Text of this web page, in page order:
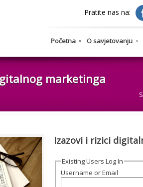
Pratite nas na:
Početna O savjetovanju
marketinga
Izazovi i rizici
Existing Users Log In
Username or Email